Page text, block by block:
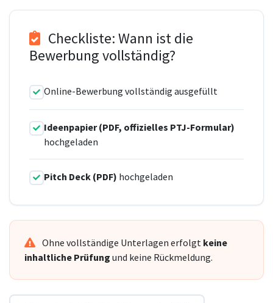
Checkliste: Wann ist die
Bewerbung vollständig?
Online-Bewerbung vollständig ausgefüllt
Ideenpapier (PDF, offizielles PTJ-Formular)
hochgeladen
Pitch Deck (PDF) hochgeladen
Ohne vollständige Unterlagen erfolgt keine
inhaltliche Prüfung und keine Rückmeldung.